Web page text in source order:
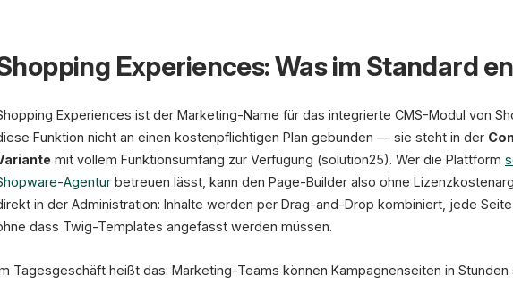
Text
Video
Formular
Experiences: Was im Standard
Experiences ist der Marketing-Name für das integrierte CMS-Modul von
Funktion nicht an einen kostenpflichtigen Plan gebunden — sie steht in der
mit vollem Funktionsumfang zur Verfügung (solution25). Wer die Plattform
Agentur betreuen lässt, kann den Page-Builder also ohne
in der Administration: Inhalte werden per Drag-and-Drop kombiniert, jede
dass Twig-Templates angefasst werden müssen.
Tagesgeschäft heißt das: Marketing-Teams können Kampagnenseiten in